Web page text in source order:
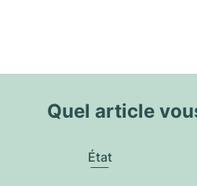
Quel article
État